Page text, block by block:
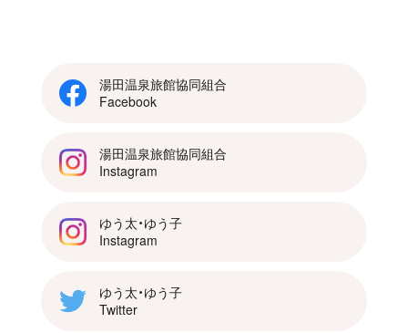
湯田温泉旅館協同組合
Facebook
湯田温泉旅館協同組合
Instagram
ゆう太・ゆう子
Instagram
ゆう太・ゆう子
Twitter